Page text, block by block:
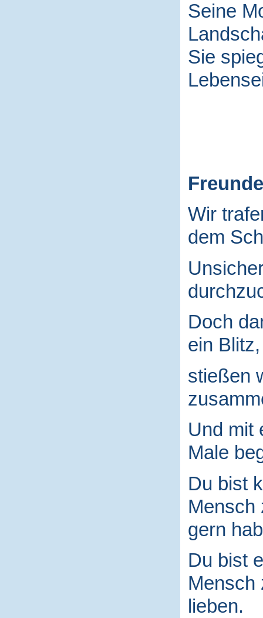
Seine
Sie
Freunde
Wir
dem
Doch
ein Blitz,
stießen
Und mit
Male
Du bist
Mensch
gern
Du bist
Mensch
lieben.